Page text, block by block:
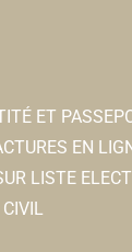
ET
EN
LISTE
CIVIL